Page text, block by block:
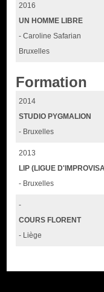
2016
UN HOMME LIBRE
- Caroline Safarian
Bruxelles
Formation
2014
STUDIO PYGMALION
- Bruxelles
2013
LIP (LIGUE
- Bruxelles
-
COURS FLORENT
- Liège